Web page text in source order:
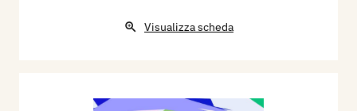
Visualizza scheda